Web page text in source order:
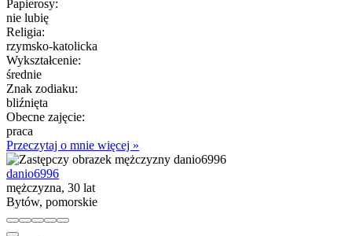
Papierosy:
nie lubię
Religia:
rzymsko-katolicka
Wykształcenie:
średnie
Znak zodiaku:
bliźnięta
Obecne zajęcie:
praca
Przeczytaj o mnie więcej »
danio6996
mężczyzna, 30 lat
Bytów, pomorskie